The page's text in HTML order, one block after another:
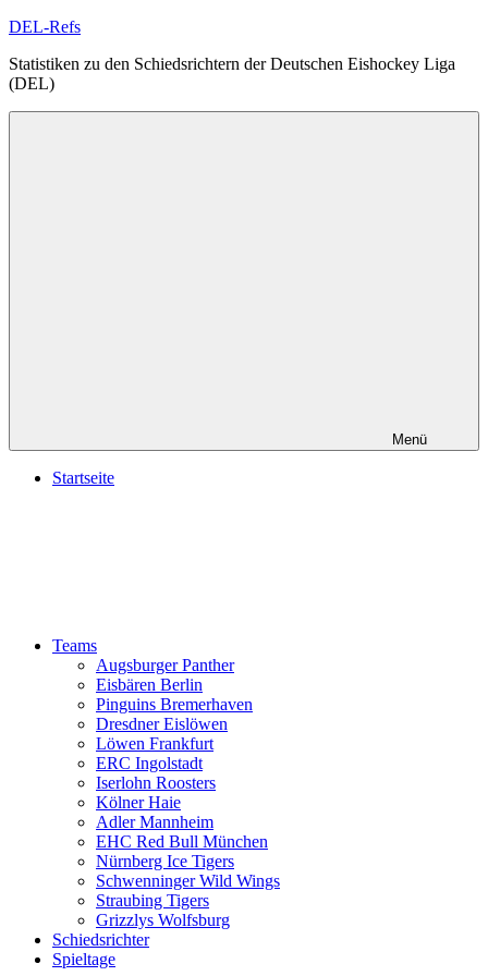
Zum
springen
DEL-Refs
Statistiken zu den Schiedsrichtern der Deutschen Eishockey Liga
(DEL)
Menü
Startseite
Teams
Augsburger Panther
Eisbären Berlin
Pinguins Bremerhaven
Dresdner Eislöwen
Löwen Frankfurt
ERC Ingolstadt
Iserlohn Roosters
Kölner Haie
Adler Mannheim
EHC Red Bull München
Nürnberg Ice Tigers
Schwenninger Wild Wings
Straubing Tigers
Grizzlys Wolfsburg
Schiedsrichter
Spieltage